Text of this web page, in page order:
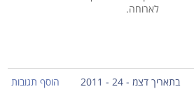
לארוחה.
בתאריך דצמ - 24 - 2011
הוסף תגובות